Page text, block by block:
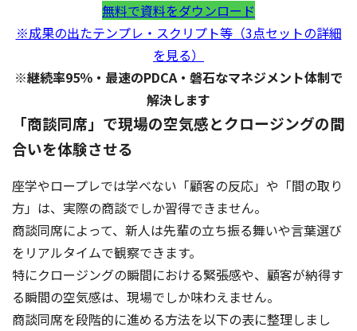
無料で資料をダウンロード
※成果の出たテンプレ・スクリプト等（3点セットの詳細
を見る）
※継続率95％・最速のPDCA・磐石なマネジメント体制で
解決します
「商談同席」で現場の空気感とクロージングの間
合いを体験させる
座学やロープレでは学べない「顧客の反応」や「間の取り
方」は、実際の商談でしか習得できません。
商談同席によって、新人は先輩の立ち振る舞いや言葉選び
をリアルタイムで観察できます。
特にクロージングの瞬間における緊張感や、顧客が納得す
る瞬間の空気感は、現場でしか味わえません。
商談同席を段階的に進める方法を以下の表に整理しまし